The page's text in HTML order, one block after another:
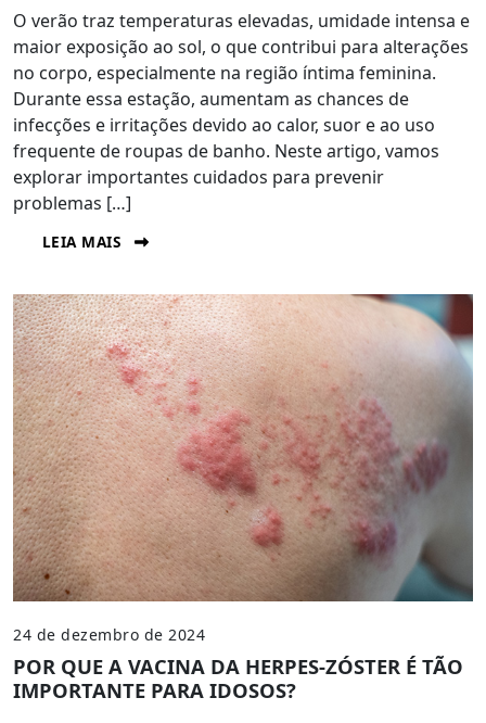
O verão traz temperaturas elevadas, umidade intensa e
maior exposição ao sol, o que contribui para alterações
no corpo, especialmente na região íntima feminina.
Durante essa estação, aumentam as chances de
infecções e irritações devido ao calor, suor e ao uso
frequente de roupas de banho. Neste artigo, vamos
explorar importantes cuidados para prevenir
problemas […]
LEIA MAIS
24 de dezembro de 2024
POR QUE A VACINA DA HERPES-ZÓSTER É TÃO
IMPORTANTE PARA IDOSOS?